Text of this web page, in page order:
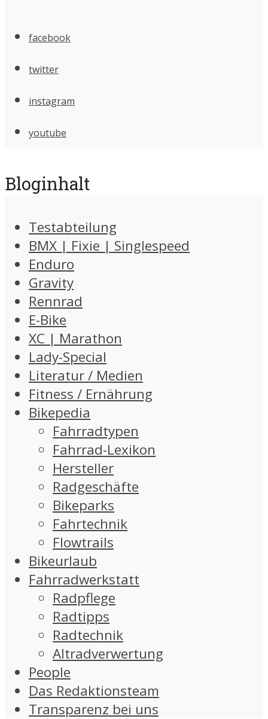
facebook
twitter
instagram
youtube
Bloginhalt
Testabteilung
BMX | Fixie | Singlespeed
Enduro
Gravity
Rennrad
E-Bike
XC | Marathon
Lady-Special
Literatur / Medien
Fitness / Ernährung
Bikepedia
Fahrradtypen
Fahrrad-Lexikon
Hersteller
Radgeschäfte
Bikeparks
Fahrtechnik
Flowtrails
Bikeurlaub
Fahrradwerkstatt
Radpflege
Radtipps
Radtechnik
Altradverwertung
People
Das Redaktionsteam
Transparenz bei uns